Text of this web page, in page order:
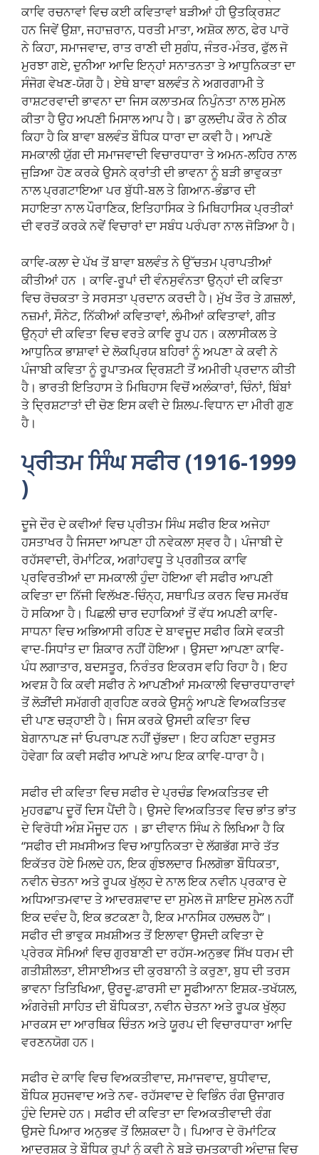
ਕਾਵਿ ਰਚਨਾਵਾਂ ਵਿਚ ਕਈ ਕਵਿਤਾਵਾਂ ਬੜੀਆਂ ਹੀ ਉਤਕ੍ਰਿਸ਼ਟ
ਹਨ ਜਿਵੇਂ ਉਸ਼ਾ, ਜਹਾਜ਼ਰਾਨ, ਧਰਤੀ ਮਾਤਾ, ਅਸ਼ੋਕ ਲਾਠ, ਫੇਰ ਪਾਰੋ
ਨੇ ਕਿਹਾ, ਸਮਾਜਵਾਦ, ਰਾਤ ਰਾਣੀ ਦੀ ਸੁਗੰਧ, ਜੰਤਰ-ਮੰਤਰ, ਫੁੱਲ ਜੋ
ਮੁਰਝਾ ਗਏ, ਦੁਨੀਆ ਆਦਿ ਇਨ੍ਹਾਂ ਸਨਾਤਨਤਾ ਤੇ ਆਧੁਨਿਕਤਾ ਦਾ
ਸੰਜੋਗ ਵੇਖਣ-ਯੋਗ ਹੈ। ਏਥੇ ਬਾਵਾ ਬਲਵੰਤ ਨੇ ਅਗਰਗਾਮੀ ਤੇ
ਰਾਸ਼ਟਰਵਾਦੀ ਭਾਵਨਾ ਦਾ ਜਿਸ ਕਲਾਤਮਕ ਨਿਪੁੰਨਤਾ ਨਾਲ ਸੁਮੇਲ
ਕੀਤਾ ਹੈ ਉਹ ਅਪਣੀ ਮਿਸਾਲ ਆਪ ਹੈ। ਡਾ ਕੁਲਦੀਪ ਕੌਰ ਨੇ ਠੀਕ
ਕਿਹਾ ਹੈ ਕਿ ਬਾਵਾ ਬਲਵੰਤ ਬੌਧਿਕ ਧਾਰਾ ਦਾ ਕਵੀ ਹੈ। ਆਪਣੇ
ਸਮਕਾਲੀ ਯੁੱਗ ਦੀ ਸਮਾਜਵਾਦੀ ਵਿਚਾਰਧਾਰਾ ਤੇ ਅਮਨ-ਲਹਿਰ ਨਾਲ
ਜੁੜਿਆ ਹੋਣ ਕਰਕੇ ਉਸਨੇ ਕ੍ਰਾਂਤੀ ਦੀ ਭਾਵਨਾ ਨੂੰ ਬੜੀ ਭਾਵੁਕਤਾ
ਨਾਲ ਪ੍ਰਗਟਾਇਆ ਪਰ ਬੁੱਧੀ-ਬਲ ਤੇ ਗਿਆਨ-ਭੰਡਾਰ ਦੀ
ਸਹਾਇਤਾ ਨਾਲ ਪੌਰਾਣਿਕ, ਇਤਿਹਾਸਿਕ ਤੇ ਮਿਥਿਹਾਸਿਕ ਪ੍ਰਤੀਕਾਂ
ਦੀ ਵਰਤੋਂ ਕਰਕੇ ਨਵੇਂ ਵਿਚਾਰਾਂ ਦਾ ਸਬੰਧ ਪਰੰਪਰਾ ਨਾਲ ਜੋੜਿਆ ਹੈ।
ਕਾਵਿ-ਕਲਾ ਦੇ ਪੱਖ ਤੋਂ ਬਾਵਾ ਬਲਵੰਤ ਨੇ ਉੱਚਤਮ ਪ੍ਰਾਪਤੀਆਂ
ਕੀਤੀਆਂ ਹਨ । ਕਾਵਿ-ਰੂਪਾਂ ਦੀ ਵੰਨਸੁਵੰਨਤਾ ਉਨ੍ਹਾਂ ਦੀ ਕਵਿਤਾ
ਵਿਚ ਰੋਚਕਤਾ ਤੇ ਸਰਸਤਾ ਪ੍ਰਦਾਨ ਕਰਦੀ ਹੈ। ਮੁੱਖ ਤੌਰ ਤੇ ਗ਼ਜ਼ਲਾਂ,
ਨਜ਼ਮਾਂ, ਸੌਨੇਟ, ਨਿੱਕੀਆਂ ਕਵਿਤਾਵਾਂ, ਲੰਮੀਆਂ ਕਵਿਤਾਵਾਂ, ਗੀਤ
ਉਨ੍ਹਾਂ ਦੀ ਕਵਿਤਾ ਵਿਚ ਵਰਤੇ ਕਾਵਿ ਰੂਪ ਹਨ। ਕਲਾਸੀਕਲ ਤੇ
ਆਧੁਨਿਕ ਭਾਸ਼ਾਵਾਂ ਦੇ ਲੋਕਪ੍ਰਿਯ ਬਹਿਰਾਂ ਨੂੰ ਅਪਣਾ ਕੇ ਕਵੀ ਨੇ
ਪੰਜਾਬੀ ਕਵਿਤਾ ਨੂੰ ਰੂਪਾਤਮਕ ਦ੍ਰਿਸ਼ਟੀ ਤੋਂ ਅਮੀਰੀ ਪ੍ਰਦਾਨ ਕੀਤੀ
ਹੈ। ਭਾਰਤੀ ਇਤਿਹਾਸ ਤੇ ਮਿਥਿਹਾਸ ਵਿਚੋਂ ਅਲੰਕਾਰਾਂ, ਚਿੰਨਾਂ, ਬਿੰਬਾਂ
ਤੇ ਦ੍ਰਿਸ਼ਟਾਤਾਂ ਦੀ ਚੋਣ ਇਸ ਕਵੀ ਦੇ ਸ਼ਿਲਪ-ਵਿਧਾਨ ਦਾ ਮੀਰੀ ਗੁਣ
ਹੈ।
ਪ੍ਰੀਤਮ ਸਿੰਘ ਸਫੀਰ (1916-1999
)
ਦੂਜੇ ਦੌਰ ਦੇ ਕਵੀਆਂ ਵਿਚ ਪ੍ਰੀਤਮ ਸਿੰਘ ਸਫੀਰ ਇਕ ਅਜੇਹਾ
ਹਸਤਾਖਰ ਹੈ ਜਿਸਦਾ ਆਪਣਾ ਹੀ ਨਵੇਕਲਾ ਸ੍ਵਰ ਹੈ। ਪੰਜਾਬੀ ਦੇ
ਰਹੱਸਵਾਦੀ, ਰੋਮਾਂਟਿਕ, ਅਗਾਂਹਵਧੂ ਤੇ ਪ੍ਰਗੀਤਕ ਕਾਵਿ
ਪ੍ਰਵਿਰਤੀਆਂ ਦਾ ਸਮਕਾਲੀ ਹੁੰਦਾ ਹੋਇਆ ਵੀ ਸਫੀਰ ਆਪਣੀ
ਕਵਿਤਾ ਦਾ ਨਿੱਜੀ ਵਿਲੱਖਣ-ਚਿੰਨ੍ਹ, ਸਥਾਪਿਤ ਕਰਨ ਵਿਚ ਸਮਰੱਥ
ਹੋ ਸਕਿਆ ਹੈ। ਪਿਛਲੀ ਚਾਰ ਦਹਾਕਿਆਂ ਤੋਂ ਵੱਧ ਅਪਣੀ ਕਾਵਿ-
ਸਾਧਨਾ ਵਿਚ ਅਭਿਆਸੀ ਰਹਿਣ ਦੇ ਬਾਵਜੂਦ ਸਫੀਰ ਕਿਸੇ ਵਕਤੀ
ਵਾਦ-ਸਿਧਾਂਤ ਦਾ ਸ਼ਿਕਾਰ ਨਹੀਂ ਹੋਇਆ। ਉਸਦਾ ਆਪਣਾ ਕਾਵਿ-
ਪੰਧ ਲਗਾਤਾਰ, ਬਦਸਤੂਰ, ਨਿਰੰਤਰ ਇਕਰਸ ਵਹਿ ਰਿਹਾ ਹੈ। ਇਹ
ਅਵਸ਼ ਹੈ ਕਿ ਕਵੀ ਸਫੀਰ ਨੇ ਆਪਣੀਆਂ ਸਮਕਾਲੀ ਵਿਚਾਰਧਾਰਾਵਾਂ
ਤੋਂ ਲੋੜੀਂਦੀ ਸਮੱਗਰੀ ਗ੍ਰਹਿਣ ਕਰਕੇ ਉਸਨੂੰ ਆਪਣੇ ਵਿਅਕਤਿਤਵ
ਦੀ ਪਾਣ ਚੜ੍ਹਾਈ ਹੈ। ਜਿਸ ਕਰਕੇ ਉਸਦੀ ਕਵਿਤਾ ਵਿਚ
ਬੇਗਾਨਾਪਣ ਜਾਂ ਓਪਰਾਪਣ ਨਹੀਂ ਚੁੱਭਦਾ। ਇਹ ਕਹਿਣਾ ਦਰੁਸਤ
ਹੋਵੇਗਾ ਕਿ ਕਵੀ ਸਫੀਰ ਆਪਣੇ ਆਪ ਇਕ ਕਾਵਿ-ਧਾਰਾ ਹੈ।
ਸਫੀਰ ਦੀ ਕਵਿਤਾ ਵਿਚ ਸਫੀਰ ਦੇ ਪ੍ਰਚੰਡ ਵਿਅਕਤਿਤਵ ਦੀ
ਮੁਹਰਛਾਪ ਦੂਰੋਂ ਦਿਸ ਪੈਂਦੀ ਹੈ। ਉਸਦੇ ਵਿਅਕਤਿਤਵ ਵਿਚ ਭਾਂਤ ਭਾਂਤ
ਦੇ ਵਿਰੋਧੀ ਅੰਸ਼ ਮੌਜੂਦ ਹਨ । ਡਾ ਦੀਵਾਨ ਸਿੰਘ ਨੇ ਲਿਖਿਆ ਹੈ ਕਿ
“ਸਫੀਰ ਦੀ ਸਖ਼ਸੀਅਤ ਵਿਚ ਆਧੁਨਿਕਤਾ ਦੇ ਲੱਗਭੱਗ ਸਾਰੇ ਤੱਤ
ਇਕੱਤਰ ਹੋਏ ਮਿਲਦੇ ਹਨ, ਇਕ ਗੁੰਝਲਦਾਰ ਮਿਲਗੋਭਾ ਬੌਧਿਕਤਾ,
ਨਵੀਨ ਚੇਤਨਾ ਅਤੇ ਰੂਪਕ ਖੁੱਲ੍ਹ ਦੇ ਨਾਲ ਇਕ ਨਵੀਨ ਪ੍ਰਕਾਰ ਦੇ
ਅਧਿਆਤਮਵਾਦ ਤੇ ਆਦਰਸ਼ਵਾਦ ਦਾ ਸੁਮੇਲ ਜੋ ਸ਼ਾਇਦ ਸੁਮੇਲ ਨਹੀਂ
ਇਕ ਦਵੰਦ ਹੈ, ਇਕ ਭਟਕਣਾ ਹੈ, ਇਕ ਮਾਨਸਿਕ ਹਲਚਲ ਹੈ”।
ਸਫੀਰ ਦੀ ਭਾਵੁਕ ਸਖ਼ਸ਼ੀਅਤ ਤੋਂ ਇਲਾਵਾ ਉਸਦੀ ਕਵਿਤਾ ਦੇ
ਪ੍ਰੇਰਕ ਸੋਮਿਆਂ ਵਿਚ ਗੁਰਬਾਣੀ ਦਾ ਰਹੱਸ-ਅਨੁਭਵ ਸਿੱਖ ਧਰਮ ਦੀ
ਗਤੀਸ਼ੀਲਤਾ, ਈਸਾਈਅਤ ਦੀ ਕੁਰਬਾਨੀ ਤੇ ਕਰੁਣਾ, ਬੁਧ ਦੀ ਤਰਸ
ਭਾਵਨਾ ਤਿਤਿਖਿਆ, ਉਰਦੂ-ਫ਼ਾਰਸੀ ਦਾ ਸੂਫੀਆਨਾ ਇਸ਼ਕ-ਤਖੱਯਲ,
ਅੰਗਰੇਜ਼ੀ ਸਾਹਿਤ ਦੀ ਬੌਧਿਕਤਾ, ਨਵੀਨ ਚੇਤਨਾ ਅਤੇ ਰੂਪਕ ਖੁੱਲ੍ਹ
ਮਾਰਕਸ ਦਾ ਆਰਥਿਕ ਚਿੰਤਨ ਅਤੇ ਯੂਰਪ ਦੀ ਵਿਚਾਰਧਾਰਾ ਆਦਿ
ਵਰਣਨਯੋਗ ਹਨ।
ਸਫੀਰ ਦੇ ਕਾਵਿ ਵਿਚ ਵਿਅਕਤੀਵਾਦ, ਸਮਾਜਵਾਦ, ਬੁਧੀਵਾਦ,
ਬੌਧਿਕ ਸੁਹਜਵਾਦ ਅਤੇ ਨਵ- ਰਹੱਸਵਾਦ ਦੇ ਵਿਭਿੰਨ ਰੰਗ ਉਜਾਗਰ
ਹੁੰਦੇ ਦਿਸਦੇ ਹਨ। ਸਫੀਰ ਦੀ ਕਵਿਤਾ ਦਾ ਵਿਅਕਤੀਵਾਦੀ ਰੰਗ
ਉਸਦੇ ਪਿਆਰ ਅਨੁਭਵ ਤੋਂ ਲਿਸ਼ਕਦਾ ਹੈ। ਪਿਆਰ ਦੇ ਰੋਮਾਂਟਿਕ
ਆਦਰਸ਼ਕ ਤੇ ਬੌਧਿਕ ਰੂਪਾਂ ਨੂੰ ਕਵੀ ਨੇ ਬੜੇ ਚਮਤਕਾਰੀ ਅੰਦਾਜ਼ ਵਿਚ